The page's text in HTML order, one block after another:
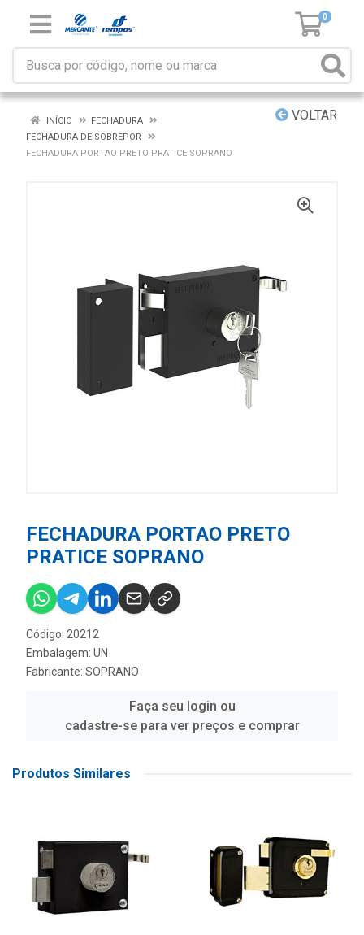
0
VOLTAR
INÍCIO
FECHADURA
FECHADURA DE SOBREPOR
FECHADURA PORTAO PRETO PRATICE SOPRANO
FECHADURA PORTAO PRETO
PRATICE SOPRANO
Código: 20212
Embalagem: UN
Fabricante: SOPRANO
Faça seu login ou
cadastre-se para ver preços e comprar
Produtos Similares